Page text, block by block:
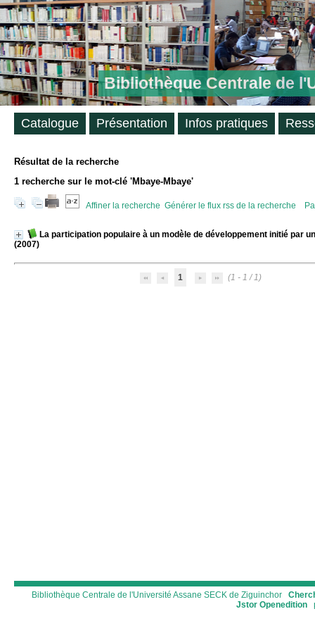
Bibliothèque Centrale de
Résultat de la recherche
1 recherche sur le mot-clé 'Mbaye-Mbaye'
Affiner la recherche Générer le flux rss de la recherche
La participation populaire à un modèle de développement initié par
(2007)
1 (1 - 1 / 1)
Bibliothèque Centrale de l'Université Assane SECK de Ziguinchor
Jstor Openedition
Catalogue Présentation Infos pratiques